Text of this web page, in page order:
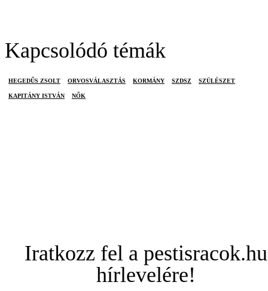
Kapcsolódó témák
HEGEDŰS ZSOLT ORVOSVÁLASZTÁS KORMÁNY SZDSZ SZÜLÉSZET
KAPITÁNY ISTVÁN NŐK
Iratkozz fel a pestisracok.hu
hírlevelére!